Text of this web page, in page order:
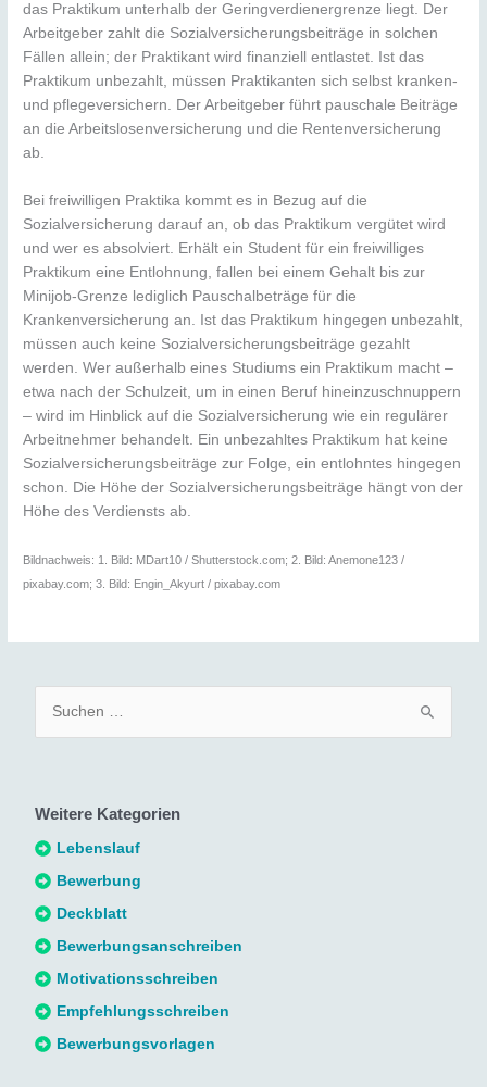
das Praktikum unterhalb der Geringverdienergrenze liegt. Der
Arbeitgeber zahlt die Sozialversicherungsbeiträge in solchen
Fällen allein; der Praktikant wird finanziell entlastet. Ist das
Praktikum unbezahlt, müssen Praktikanten sich selbst kranken-
und pflegeversichern. Der Arbeitgeber führt pauschale Beiträge
an die Arbeitslosenversicherung und die Rentenversicherung
ab.
Bei freiwilligen Praktika kommt es in Bezug auf die
Sozialversicherung darauf an, ob das Praktikum vergütet wird
und wer es absolviert. Erhält ein Student für ein freiwilliges
Praktikum eine Entlohnung, fallen bei einem Gehalt bis zur
Minijob-Grenze lediglich Pauschalbeträge für die
Krankenversicherung an. Ist das Praktikum hingegen unbezahlt,
müssen auch keine Sozialversicherungsbeiträge gezahlt
werden. Wer außerhalb eines Studiums ein Praktikum macht –
etwa nach der Schulzeit, um in einen Beruf hineinzuschnuppern
– wird im Hinblick auf die Sozialversicherung wie ein regulärer
Arbeitnehmer behandelt. Ein unbezahltes Praktikum hat keine
Sozialversicherungsbeiträge zur Folge, ein entlohntes hingegen
schon. Die Höhe der Sozialversicherungsbeiträge hängt von der
Höhe des Verdiensts ab.
Bildnachweis: 1. Bild: MDart10 / Shutterstock.com; 2. Bild: Anemone123 /
pixabay.com; 3. Bild: Engin_Akyurt / pixabay.com
e
n
n
a
c
Weitere Kategorien
Lebenslauf
Bewerbung
Deckblatt
Bewerbungsanschreiben
Motivationsschreiben
Empfehlungsschreiben
Bewerbungsvorlagen